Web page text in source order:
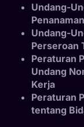
Undang-
Undang-
Perseroan
Peraturan
Undang
Kerja
Peraturan
tentang